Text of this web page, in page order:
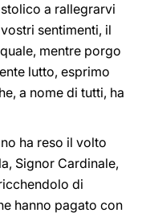
a rallegrarvi
sentimenti, il
mentre porgo
lutto, esprimo
a nome di tutti, ha
ha reso il volto
Signor Cardinale,
di
hanno pagato con